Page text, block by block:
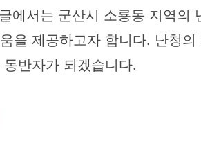
에서는 군산시 소룡동 지역
을 제공하고자 합니다. 난청
반자가 되겠습니다.